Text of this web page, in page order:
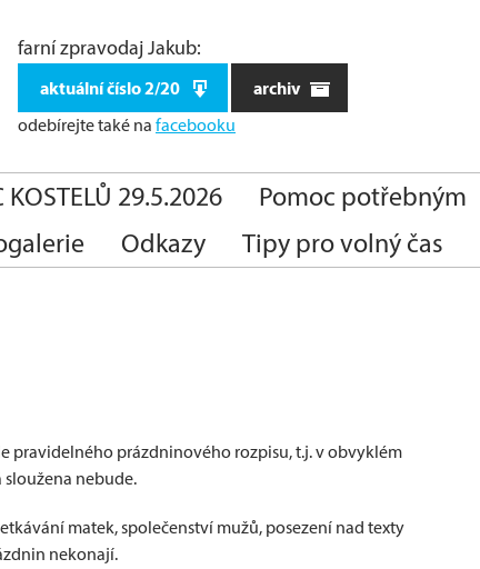
farní zpravodaj Jakub:
aktuální číslo 2/20 archiv
odebírejte také na facebooku
KOSTELŮ 29.5.2026 Pomoc potřebným
Odkazy Tipy pro volný čas
pravidelného prázdninového rozpisu, t.j. v obvyklém
sloužena nebude.
matek, společenství mužů, posezení nad texty
nekonají.